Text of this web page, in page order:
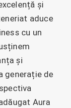
și
aduce
cu un
și
generație de
Aura